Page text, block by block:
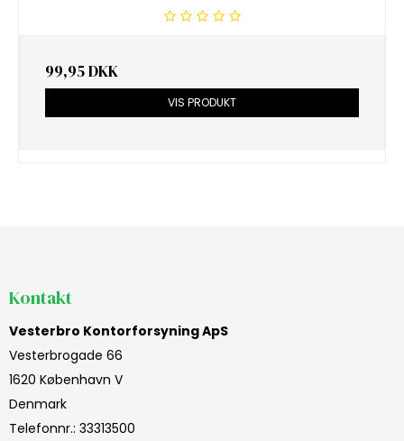
99,95 DKK
VIS PRODUKT
Kontakt
Vesterbro Kontorforsyning ApS
Vesterbrogade 66
1620 København V
Denmark
Telefonnr.: 33313500